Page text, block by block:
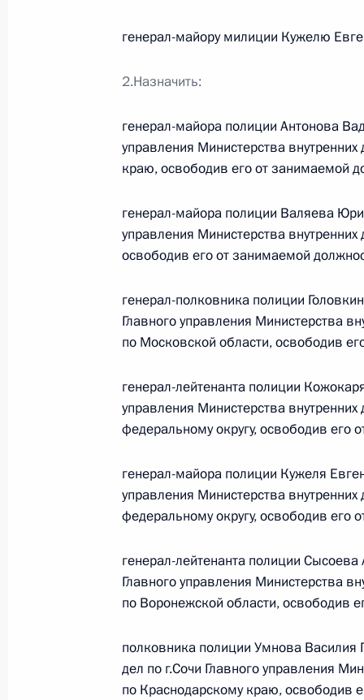
универсиады 2019 года в
Кузнецовым
1 сентября 2013 года, 17:00
Первая очередь Богучанской ГЭС
эксплуатацию
Рабочая встреча с губернатором
28 февраля 2012 года, 15:30
Совещание по вопросам
16 февраля 2012 года, 14:30
О ходе исполнения пунктов 1 и 5
по итогам работы мобильной
генерал-майору милиции Кужелю
2.Назначить:
генерал-майора полиции Антонова
управления Министерства
краю, освободив его от занимаемой
генерал-майора полиции Валяева
управления Министерства
освободив его от занимаемой
генерал-полковника полиции
Главного управления Министерства
по Московской области, освободив
генерал-лейтенанта полиции
управления Министерства
федеральному округу, освободив его
генерал-майора полиции Кужеля
управления Министерства
федеральному округу, освободив его
генерал-лейтенанта полиции
Главного управления Министерства
по Воронежской области, освободив
полковника полиции Умнова Василия
дел по г.Сочи Главного управления
по Краснодарскому краю, освободив